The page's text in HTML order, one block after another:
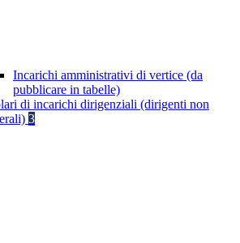
Incarichi amministrativi di vertice (da
pubblicare in tabelle)
di incarichi dirigenziali (dirigenti non
3